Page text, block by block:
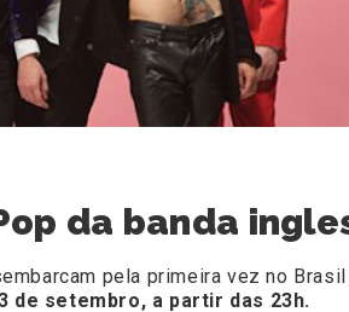
da banda
pela primeira vez no
de setembro, a partir das 23h.